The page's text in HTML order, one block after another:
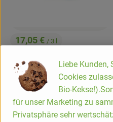
, Preis:
17,05 € / 3 l
(Spätburgunder)
, Herkunft:
Deutschland, Referenzpreis:
5,68 €/ l
Bestellung für diese Tour leider
nicht mehr möglich!
Liebe Kunden,
Cookies
Bio-
für unser Marketing zu
Privatsphäre sehr